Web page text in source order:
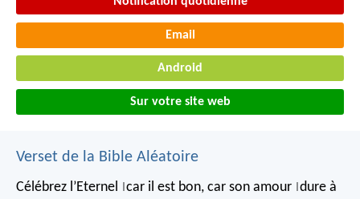
Email
Android
Sur votre site web
Verset de la Bible Aléatoire
Célébrez l’Eternel car il est bon, car son amour dure à